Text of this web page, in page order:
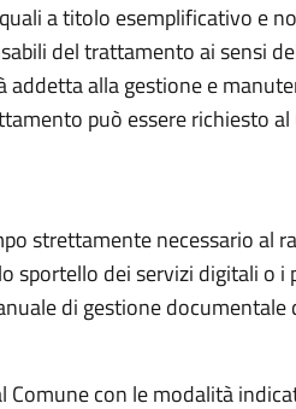
a titolo esemplificativo e
del trattamento ai sensi
alla gestione e
può essere richiesto
strettamente necessario
sportello dei servizi digitali o
di gestione documentale
con le modalità